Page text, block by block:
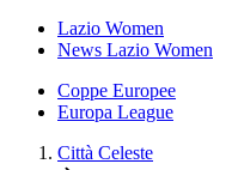
Lazio Women
News Lazio Women
Coppe Europee
Europa League
Città Celeste